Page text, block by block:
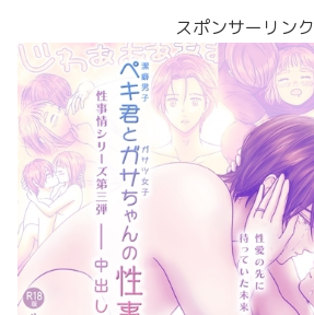
スポンサーリンク